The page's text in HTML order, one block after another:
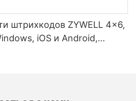
штрихкодов ZYWELL 4x6,
iOS и Android,